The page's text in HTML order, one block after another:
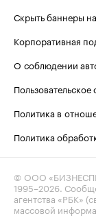
Скрыть баннеры
Корпоративная
О соблюдении
Политика в
Политика
© ООО
1995–2026 .
агентства «РБК»
массовой